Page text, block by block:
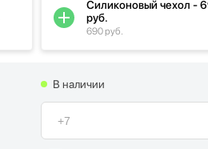
В наличии
Силиконовый чехол -
руб.
690 руб.